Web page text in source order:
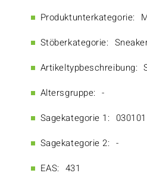
Produktunterkategorie:
Stöberkategorie:
Artikeltypbeschreibung:
Altersgruppe: -
Sagekategorie 1: 030101
Sagekategorie 2: -
EAS: 431